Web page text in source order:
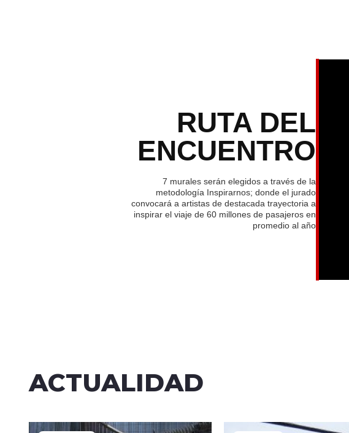
RUTA DEL
ENCUENTRO
7 murales serán elegidos a través de la
metodología Inspirarnos; donde el jurado
convocará a artistas de destacada trayectoria a
inspirar el viaje de 60 millones de pasajeros en
promedio al año
ACTUALIDAD